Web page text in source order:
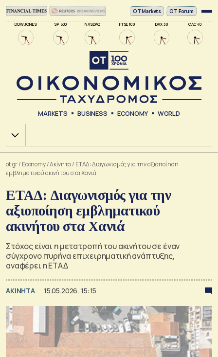
DOW JONES SP 500 NASDAQ FTSE 100 DAX 30 CAC 40
ΟΤ Markets OT Forum
MARKETS BUSINESS ECONOMY WORLD
Χ.Α.
ot.gr/ Economy/Ακίνητα / ΕΤΑΔ: Διαγωνισμός για την αξιοποίηση
εμβληματικού ακινήτου στα Χανιά
ΕΤΑΔ: Διαγωνισμός για την
αξιοποίηση εμβληματικού
ακινήτου στα Χανιά
Στόχος είναι η μετατροπή του ακινήτου σε έναν
σύγχρονο πυρήνα επιχειρηματική ανάπτυξης,
αναφέρει η ΕΤΑΔ
ΑΚΙΝΗΤΑ 15.05.2026, 15:15